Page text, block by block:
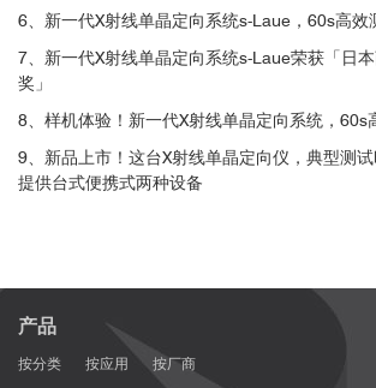
6、新一代X射线单晶定向系统s-Laue，60s高效
7、新一代X射线单晶定向系统s-Laue荣获「日
奖」
8、样机体验！新一代X射线单晶定向系统，60s
9、新品上市！这台X射线单晶定向仪，典型测
提供台式便携式两种设备
产品
按分类 按应用 按厂商